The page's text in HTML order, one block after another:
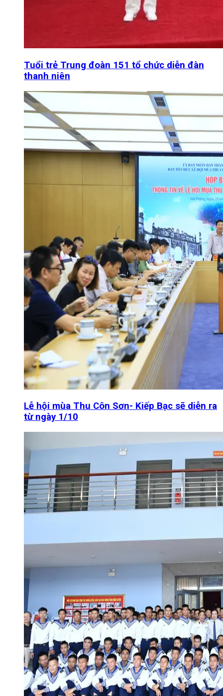
Tuổi trẻ Trung đoàn 151 tổ chức diễn đàn
thanh niên
Lễ hội mùa Thu Côn Sơn- Kiếp Bạc sẽ diễn ra
từ ngày 1/10